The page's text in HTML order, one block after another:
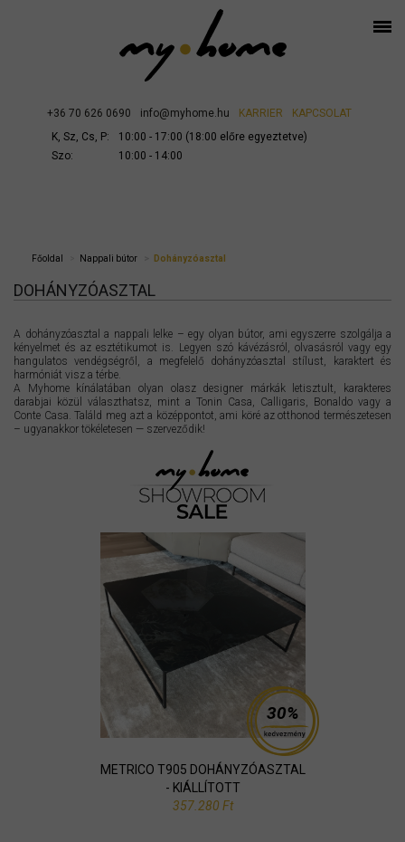
+36 70 626 0690 info@myhome.hu KARRIER
KAPCSOLAT
K, Sz, Cs, P:
10:00 - 17:00 (18:00 előre egyeztetve)
Szo:
10:00 - 14:00
Főoldal Nappali bútor Dohányzóasztal
DOHÁNYZÓASZTAL
A dohányzóasztal a nappali lelke – egy olyan bútor, ami egyszerre szolgálja a
kényelmet és az esztétikumot is. Legyen szó kávézásról, olvasásról vagy egy
hangulatos vendégségről, a megfelelő dohányzóasztal stílust, karaktert és
harmóniát visz a térbe.
A Myhome kínálatában olyan olasz designer márkák letisztult, karakteres
darabjai közül választhatsz, mint a Tonin Casa, Calligaris, Bonaldo vagy a
Conte Casa. Találd meg azt a középpontot, ami köré az otthonod természetesen
– ugyanakkor tökéletesen — szerveződik!
30%
METRICO T905 DOHÁNYZÓASZTAL
- KIÁLLÍTOTT
357.280 Ft